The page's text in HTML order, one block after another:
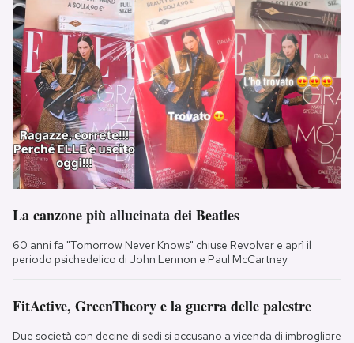
La canzone più allucinata dei Beatles
60 anni fa "Tomorrow Never Knows" chiuse Revolver e aprì il
periodo psichedelico di John Lennon e Paul McCartney
FitActive, GreenTheory e la guerra delle palestre
Due società con decine di sedi si accusano a vicenda di imbrogliare